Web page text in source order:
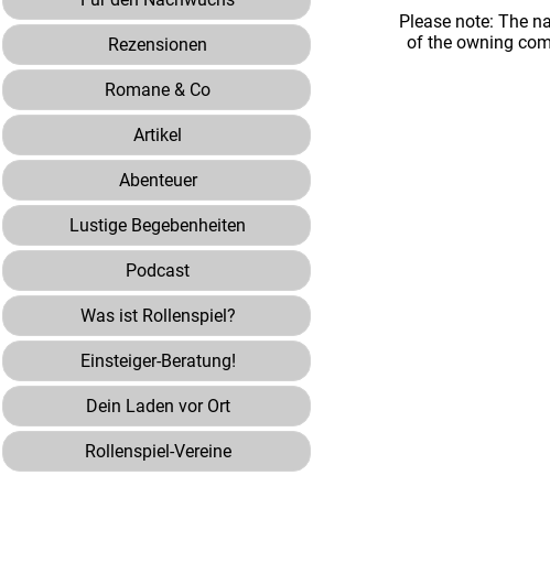
Rezensionen
Romane & Co
Artikel
Abenteuer
Lustige Begebenheiten
Podcast
Was ist Rollenspiel?
Einsteiger-Beratung!
Dein Laden vor Ort
Rollenspiel-Vereine
Please note: The
of the owning